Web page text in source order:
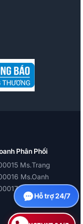
Phân Phối
Ms.Trang
Ms.Oanh
Ms.Quỳnh
Hỗ trợ 24/7